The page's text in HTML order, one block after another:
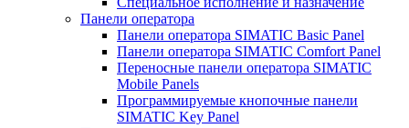
Панели оператора
Панели оператора SIMATIC Basic Panel
Панели оператора SIMATIC Comfort Panel
Переносные панели оператора SIMATIC
Mobile Panels
Программируемые кнопочные панели
SIMATIC Key Panel